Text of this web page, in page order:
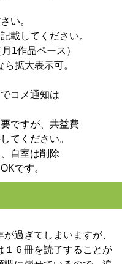
い。
載してください。
1作品ペース）
拡大表示可。
コメ通知は
ですが、共益費
てください。
自室は削除
です。
過ぎてしまいますが、
１６冊を読了することが